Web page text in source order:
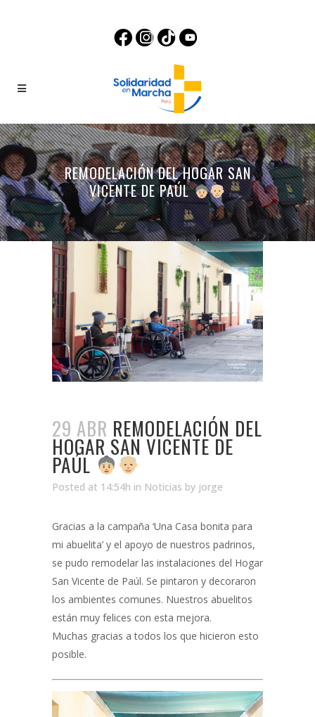
REMODELACIÓN DEL HOGAR SAN
VICENTE DE PAÚL
29 ABR REMODELACIÓN DEL
HOGAR SAN VICENTE DE
PAÚL
Posted at 14:54h in Noticias by jorge
Gracias a la campaña ‘Una Casa bonita para
mi abuelita’ y el apoyo de nuestros padrinos,
se pudo remodelar las instalaciones del Hogar
San Vicente de Paúl. Se pintaron y decoraron
los ambientes comunes. Nuestros abuelitos
están muy felices con esta mejora.
Muchas gracias a todos los que hicieron esto
posible.